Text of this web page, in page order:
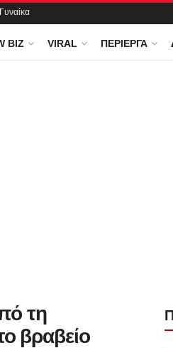
Γυναίκα
BIZ VIRAL ΠΕΡΊΕΡΓΑ
τη
βραβείο